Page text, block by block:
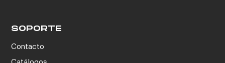
SOPORTE
Contacto